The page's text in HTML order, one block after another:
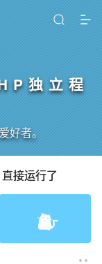
独立程
好者。
接运行了